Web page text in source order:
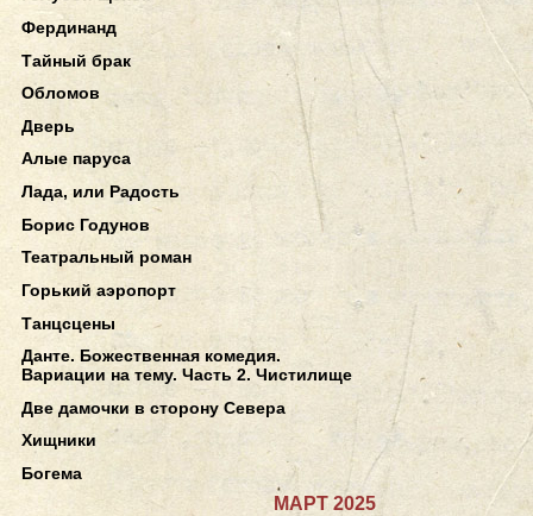
Фердинанд
Тайный брак
Обломов
Дверь
Алые паруса
Лада, или Радость
Борис Годунов
Театральный роман
Горький аэропорт
Танцсцены
Данте. Божественная комедия.
Вариации на тему. Часть 2. Чистилище
Две дамочки в сторону Севера
Хищники
Богема
МАРТ 2025